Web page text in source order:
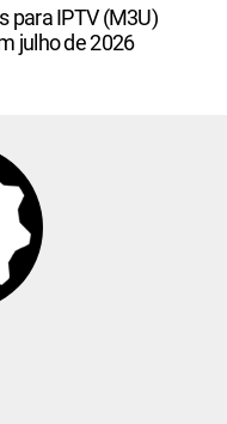
para IPTV (M3U)
julho de 2026